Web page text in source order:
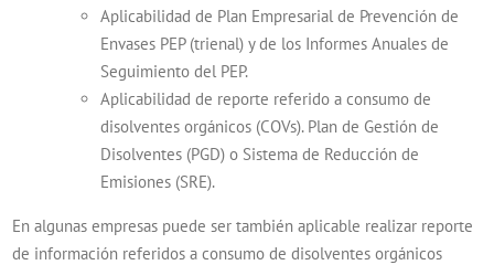
Aplicabilidad de Plan Empresarial de Prevención de
Envases PEP (trienal) y de los Informes Anuales de
Seguimiento del PEP.
Aplicabilidad de reporte referido a consumo de
disolventes orgánicos (COVs). Plan de Gestión de
Disolventes (PGD) o Sistema de Reducción de
Emisiones (SRE).
En algunas empresas puede ser también aplicable realizar reporte
de información referidos a consumo de disolventes orgánicos